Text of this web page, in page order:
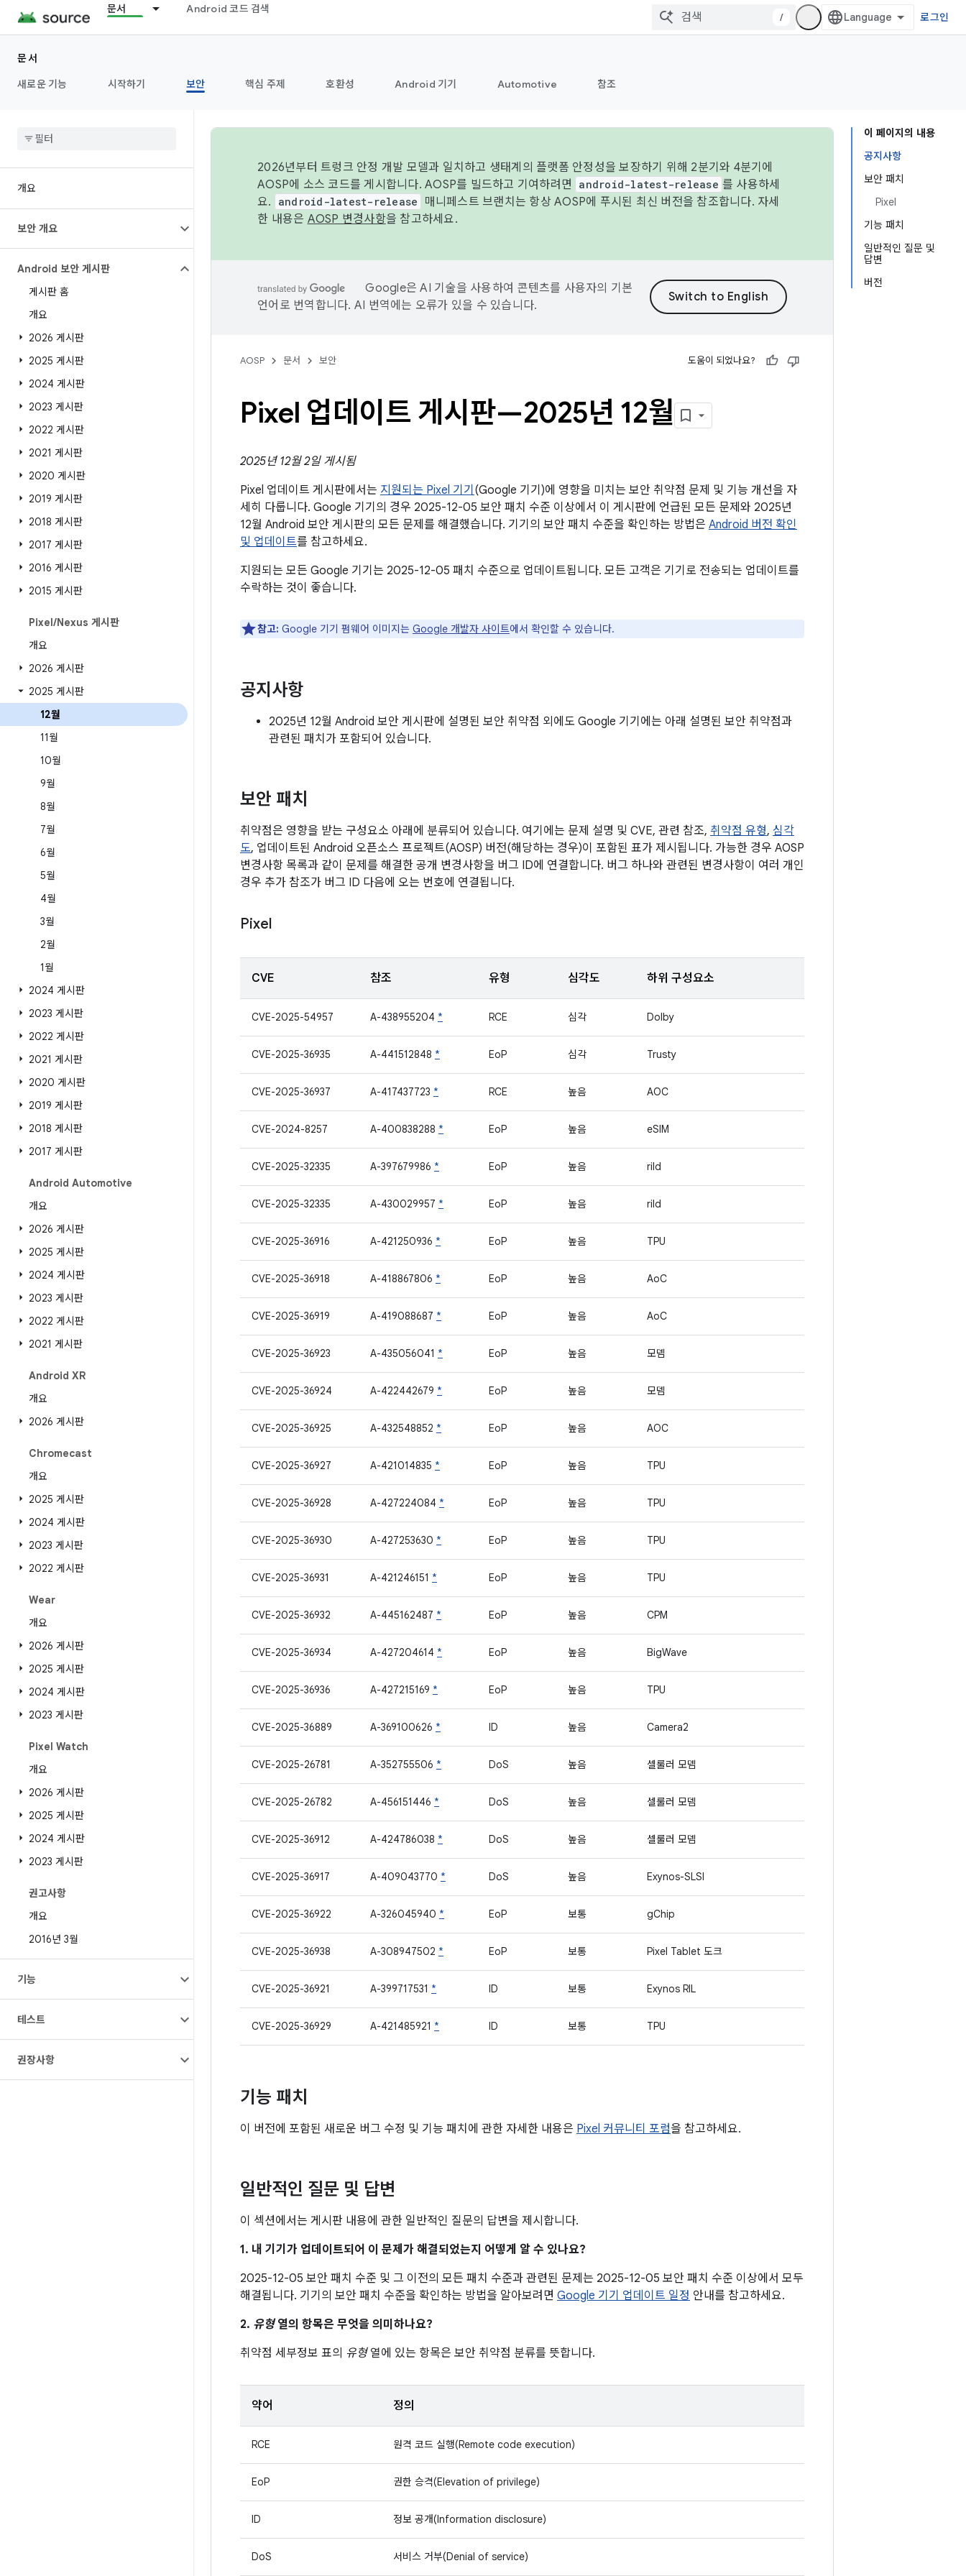
문서 Android 코드 검색
/ 로그인
문서
새로운 기능
시작하기 보안 핵심 주제 호환성 Android 기기 Automotive 참조
개요
보안 개요
Android 보안 게시판
게시판 홈
개요
2026 게시판
2025 게시판
2024 게시판
2023 게시판
2022 게시판
2021 게시판
2020 게시판
2019 게시판
2018 게시판
2017 게시판
2016 게시판
2015 게시판
Pixel/Nexus 게시판
개요
2026 게시판
2025 게시판
12월
11월
10월
9월
8월
7월
6월
5월
4월
3월
2월
1월
2024 게시판
2023 게시판
2022 게시판
2021 게시판
2020 게시판
2019 게시판
2018 게시판
2017 게시판
Android Automotive
개요
2026 게시판
2025 게시판
2024 게시판
2023 게시판
2022 게시판
2021 게시판
Android XR
개요
2026 게시판
Chromecast
개요
2025 게시판
2024 게시판
2023 게시판
2022 게시판
Wear
개요
2026 게시판
2025 게시판
2024 게시판
2023 게시판
Pixel Watch
개요
2026 게시판
2025 게시판
2024 게시판
2023 게시판
권고사항
개요
2016년 3월
기능
테스트
권장사항
이 페이지의 내용
공지사항
보안 패치
Pixel
기능 패치
일반적인 질문 및
답변
버전
2026년부터 트렁크 안정 개발 모델과 일치하고 생태계의 플랫폼 안정성을 보장하기 위해 2분기와 4분기에
AOSP에 소스 코드를 게시합니다. AOSP를 빌드하고 기여하려면
android-latest-release 를 사용하세
요.
android-latest-release
매니페스트 브랜치는 항상 AOSP에 푸시된 최신 버전을 참조합니다. 자세
한 내용은 AOSP 변경사항을 참고하세요.
Google은 AI 기술을 사용하여 콘텐츠를 사용자의 기본
언어로 번역합니다. AI 번역에는 오류가 있을 수 있습니다.
AOSP 문서 보안 도움이 되었나요?
Pixel 업데이트 게시판—2025년 12월
2025년 12월 2일 게시됨
Pixel 업데이트 게시판에서는 지원되는 Pixel 기기 (Google 기기)에 영향을 미치는 보안 취약점 문제 및 기능 개선을 자
세히 다룹니다. Google 기기의 경우 2025-12-05 보안 패치 수준 이상에서 이 게시판에 언급된 모든 문제와 2025년
12월 Android 보안 게시판의 모든 문제를 해결했습니다. 기기의 보안 패치 수준을 확인하는 방법은 Android 버전 확인
및 업데이트를 참고하세요.
지원되는 모든 Google 기기는 2025-12-05 패치 수준으로 업데이트됩니다. 모든 고객은 기기로 전송되는 업데이트를
수락하는 것이 좋습니다.
참고: Google 기기 펌웨어 이미지는 Google 개발자 사이트에서 확인할 수 있습니다.
공지사항
2025년 12월 Android 보안 게시판에 설명된 보안 취약점 외에도 Google 기기에는 아래 설명된 보안 취약점과
관련된 패치가 포함되어 있습니다.
보안 패치
취약점은 영향을 받는 구성요소 아래에 분류되어 있습니다. 여기에는 문제 설명 및 CVE, 관련 참조, 취약점 유형, 심각
도, 업데이트된 Android 오픈소스 프로젝트(AOSP) 버전(해당하는 경우)이 포함된 표가 제시됩니다. 가능한 경우 AOSP
변경사항 목록과 같이 문제를 해결한 공개 변경사항을 버그 ID에 연결합니다. 버그 하나와 관련된 변경사항이 여러 개인
경우 추가 참조가 버그 ID 다음에 오는 번호에 연결됩니다.
Pixel
CVE 참조 유형 심각도 하위 구성요소
CVE-2025-54957 A-438955204 * RCE 심각 Dolby
CVE-2025-36935 A-441512848 * EoP 심각 Trusty
CVE-2025-36937 A-417437723 * RCE 높음 AOC
CVE-2024-8257 A-400838288 * EoP 높음 eSIM
CVE-2025-32335 A-397679986 * EoP 높음 rild
CVE-2025-32335 A-430029957 * EoP 높음 rild
CVE-2025-36916 A-421250936 * EoP 높음 TPU
CVE-2025-36918 A-418867806 * EoP 높음 AoC
CVE-2025-36919 A-419088687 * EoP 높음 AoC
CVE-2025-36923 A-435056041 * EoP 높음 모뎀
CVE-2025-36924 A-422442679 * EoP 높음 모뎀
CVE-2025-36925 A-432548852 * EoP 높음 AOC
CVE-2025-36927 A-421014835 * EoP 높음 TPU
CVE-2025-36928 A-427224084 * EoP 높음 TPU
CVE-2025-36930 A-427253630 * EoP 높음 TPU
CVE-2025-36931 A-421246151 * EoP 높음 TPU
CVE-2025-36932 A-445162487 * EoP 높음 CPM
CVE-2025-36934 A-427204614 * EoP 높음 BigWave
CVE-2025-36936 A-427215169 * EoP 높음 TPU
CVE-2025-36889 A-369100626 * ID 높음 Camera2
CVE-2025-26781 A-352755506 * DoS 높음 셀룰러 모뎀
CVE-2025-26782 A-456151446 * DoS 높음 셀룰러 모뎀
CVE-2025-36912 A-424786038 * DoS 높음 셀룰러 모뎀
CVE-2025-36917 A-409043770 * DoS 높음 Exynos-SLSI
CVE-2025-36922 A-326045940 * EoP 보통 gChip
CVE-2025-36938 A-308947502 * EoP 보통 Pixel Tablet 도크
CVE-2025-36921 A-399717531 * ID 보통 Exynos RIL
CVE-2025-36929 A-421485921 * ID 보통 TPU
기능 패치
이 버전에 포함된 새로운 버그 수정 및 기능 패치에 관한 자세한 내용은 Pixel 커뮤니티 포럼을 참고하세요.
일반적인 질문 및 답변
이 섹션에서는 게시판 내용에 관한 일반적인 질문의 답변을 제시합니다.
1. 내 기기가 업데이트되어 이 문제가 해결되었는지 어떻게 알 수 있나요?
2025-12-05 보안 패치 수준 및 그 이전의 모든 패치 수준과 관련된 문제는 2025-12-05 보안 패치 수준 이상에서 모두
해결됩니다. 기기의 보안 패치 수준을 확인하는 방법을 알아보려면 Google 기기 업데이트 일정 안내를 참고하세요.
2. 유형열의 항목은 무엇을 의미하나요?
취약점 세부정보 표의 유형열에 있는 항목은 보안 취약점 분류를 뜻합니다.
약어 정의
RCE 원격 코드 실행(Remote code execution)
EoP 권한 승격(Elevation of privilege)
ID 정보 공개(Information disclosure)
DoS 서비스 거부(Denial of service)